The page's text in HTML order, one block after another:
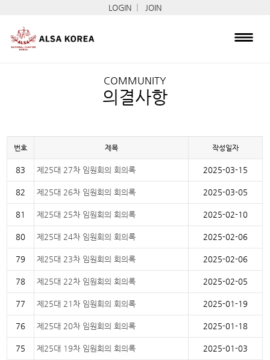
LOGIN JOIN
COMMUNITY
의결사항
번호 제목 작성일자
83 제25대 27차 임원회의 회의록 2025-03-15
82 제25대 26차 임원회의 회의록 2025-03-05
81 제25대 25차 임원회의 회의록 2025-02-10
80 제25대 24차 임원회의 회의록 2025-02-06
79 제25대 23차 임원회의 회의록 2025-02-06
78 제25대 22차 임원회의 회의록 2025-02-05
77 제25대 21차 임원회의 회의록 2025-01-19
76 제25대 20차 임원회의 회의록 2025-01-18
75 제25대 19차 임원회의 회의록 2025-01-03